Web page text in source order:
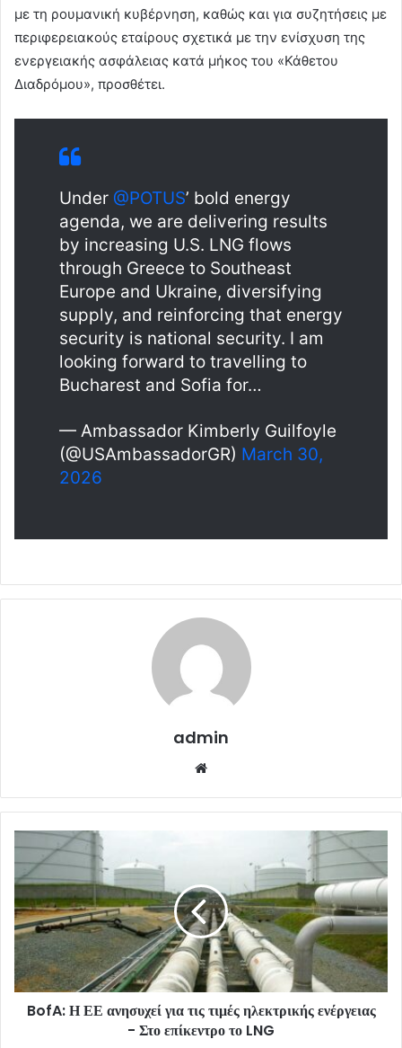
με τη ρουμανική κυβέρνηση, καθώς και για συζητήσεις με
περιφερειακούς εταίρους σχετικά με την ενίσχυση της
ενεργειακής ασφάλειας κατά μήκος του «Κάθετου
Διαδρόμου», προσθέτει.
Under @POTUS’ bold energy
agenda, we are delivering results
by increasing U.S. LNG flows
through Greece to Southeast
Europe and Ukraine, diversifying
supply, and reinforcing that energy
security is national security. I am
looking forward to travelling to
Bucharest and Sofia for…
— Ambassador Kimberly Guilfoyle
(@USAmbassadorGR) March 30,
2026
admin
BofA: Η ΕΕ ανησυχεί για τις τιμές ηλεκτρικής ενέργειας
- Στο επίκεντρο το LNG